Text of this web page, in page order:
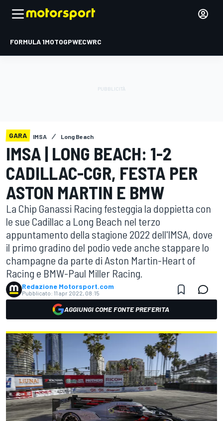
FORMULA 1MOTOGPWECWRC
GARA IMSA Long Beach
IMSA | LONG BEACH: 1-2
CADILLAC-CGR, FESTA PER
ASTON MARTIN E BMW
La Chip Ganassi Racing festeggia la doppietta con
le sue Cadillac a Long Beach nel terzo
appuntamento della stagione 2022 dell'IMSA, dove
il primo gradino del podio vede anche stappare lo
champagne da parte di Aston Martin-Heart of
Racing e BMW-Paul Miller Racing.
Redazione Motorsport.com
Pubblicato: 11 apr 2022, 08:15
AGGIUNGI COME FONTE PREFERITA